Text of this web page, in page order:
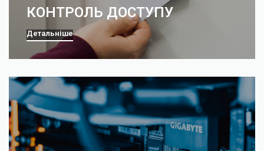
КОНТРОЛЬ ДОСТУПУ
Детальніше